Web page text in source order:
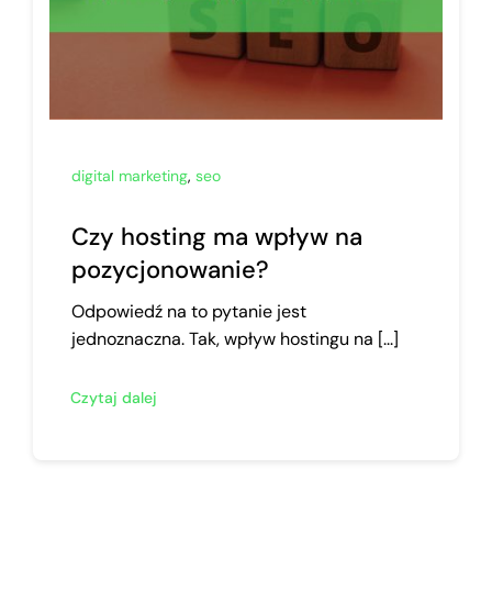
digital marketing, seo
Czy hosting ma wpływ na
pozycjonowanie?
Odpowiedź na to pytanie jest
jednoznaczna. Tak, wpływ hostingu na [...]
Czytaj dalej